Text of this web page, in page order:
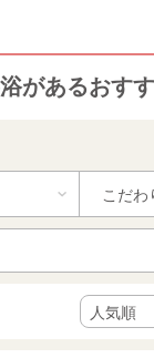
があるおす